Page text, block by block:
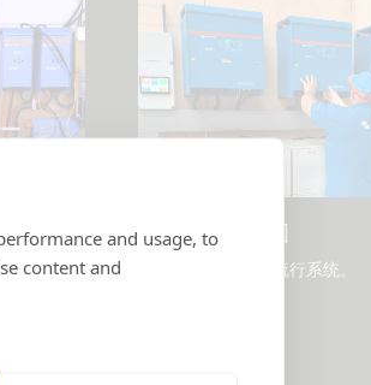
and usage, to
content and
示例系统示意图
由专业人士设计的流行系统。